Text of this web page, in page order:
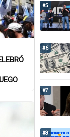
#5
#6
#7
#8